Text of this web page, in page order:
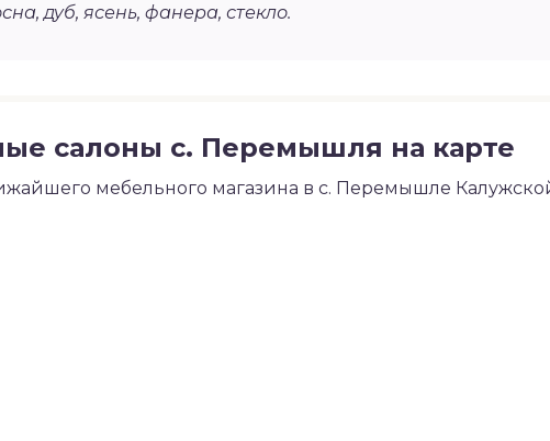
дуб, ясень, фанера, стекло.
салоны с. Перемышля на карте
мебельного магазина в с. Перемышле